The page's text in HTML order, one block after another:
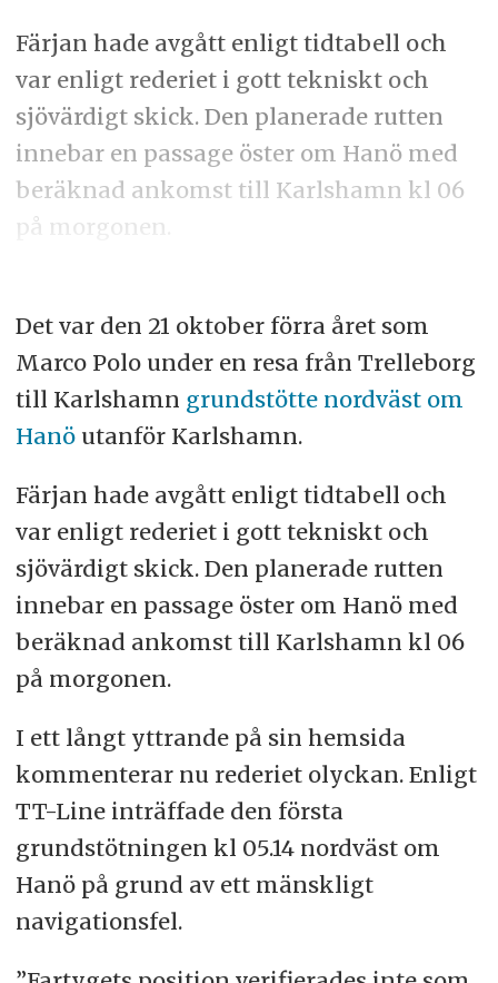
Färjan hade avgått enligt tidtabell och
var enligt rederiet i gott tekniskt och
sjövärdigt skick. Den planerade rutten
innebar en passage öster om Hanö med
beräknad ankomst till Karlshamn kl 06
på morgonen.
Det var den 21 oktober förra året som
Marco Polo under en resa från Trelleborg
till Karlshamn grundstötte nordväst om
Hanöutanför Karlshamn.
Färjan hade avgått enligt tidtabell och
var enligt rederiet i gott tekniskt och
sjövärdigt skick. Den planerade rutten
innebar en passage öster om Hanö med
beräknad ankomst till Karlshamn kl 06
på morgonen.
I ett långt yttrande på sin hemsida
kommenterar nu rederiet olyckan. Enligt
TT-Line inträffade den första
grundstötningen kl 05.14 nordväst om
Hanö på grund av ett mänskligt
navigationsfel.